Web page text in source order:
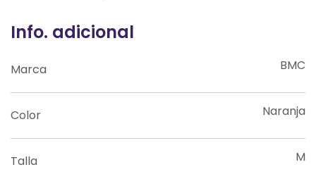
Info. adicional
Marca BMC
Color Naranja
Talla M